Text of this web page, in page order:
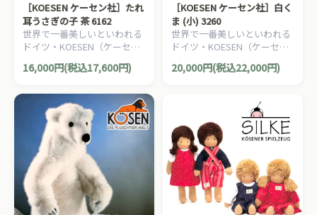
［KOESEN ケーセン社］たれ
耳うさぎの子 茶 6162
世界で一番美しいといわれる
ドイツ・KOESEN（ケーセン
社）の動物のぬいぐるみ。愛
らしい表情の兎（うさぎ/ウサ
16,000円(税込17,600円)
［KOESEN ケーセン社］白く
ま (小) 3260
世界で一番美しいといわれる
ドイツ・KOESEN（ケーセン
社）の動物のぬいぐるみ。愛
らしい表情のシロクマのぬい
20,000円(税込22,000円)